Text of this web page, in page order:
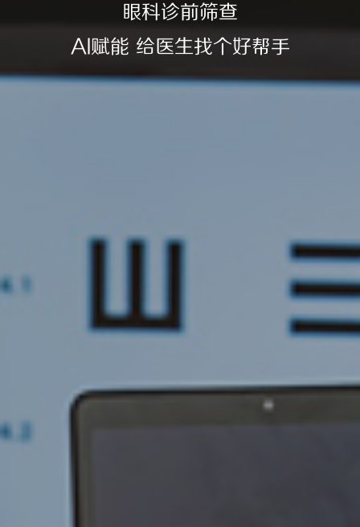
眼科诊前筛查
AI赋能 给医生找个好帮手